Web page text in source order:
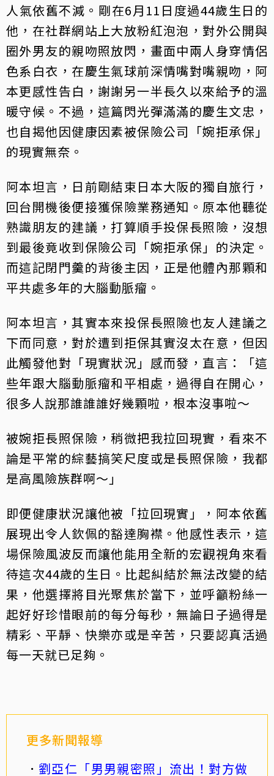
人氣依舊不減。剛在6月11日度過44歲生日的
他，在社群網站上大放粉紅泡泡，對外公開與
圈外男友的親吻照放閃，畫面中兩人身穿情侶
色系白衣，在慶生氣球前深情嘴對嘴親吻，阿
本更感性告白，謝謝另一半長久以來給予的溫
暖守候。不過，這篇閃光彈滿滿的慶生文忠，
也自揭他因健康因素被保險公司「婉拒承保」
的現實無奈。
阿本坦言，日前剛結束日本大阪的獨自旅行，
回台開機後便接獲保險業務通知。原本他聽從
熟識朋友的建議，打算順手投保長照險，沒想
到最後竟收到保險公司「婉拒承保」的決定。
而這記閉門羹的背後主因，正是他體內那顆和
平共處多年的大腦動脈瘤。
阿本坦言，其實本來投保長照險也友人建議之
下而同意，對於遭到拒保其實沒太在意，但因
此觸發他對「現實狀況」感而發，直言：「這
些年跟大腦動脈瘤和平相處，過得自在開心，
很多人說那誰誰誰好幾顆啦，根本沒事啦～
被婉拒長照保險，稍微把我拉回現實，看來不
論是平常的綜藝搞笑尺度或是長照保險，我都
是高風險族群啊～」
即便健康狀況讓他被「拉回現實」，阿本依舊
展現出令人欽佩的豁達胸襟。他感性表示，這
場保險風波反而讓他能用全新的宏觀視角來看
待這次44歲的生日。比起糾結於無法改變的結
果，他選擇將目光聚焦於當下，並呼籲粉絲一
起好好珍惜眼前的每分每秒，無論日子過得是
精彩、平靜、快樂亦或是辛苦，只要認真活過
每一天就已足夠。
更多新聞報導
劉亞仁「男男親密照」流出！對方做